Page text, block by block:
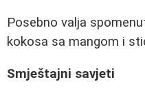
Posebno valja
kokosa sa mangom i
Smještajni savjeti